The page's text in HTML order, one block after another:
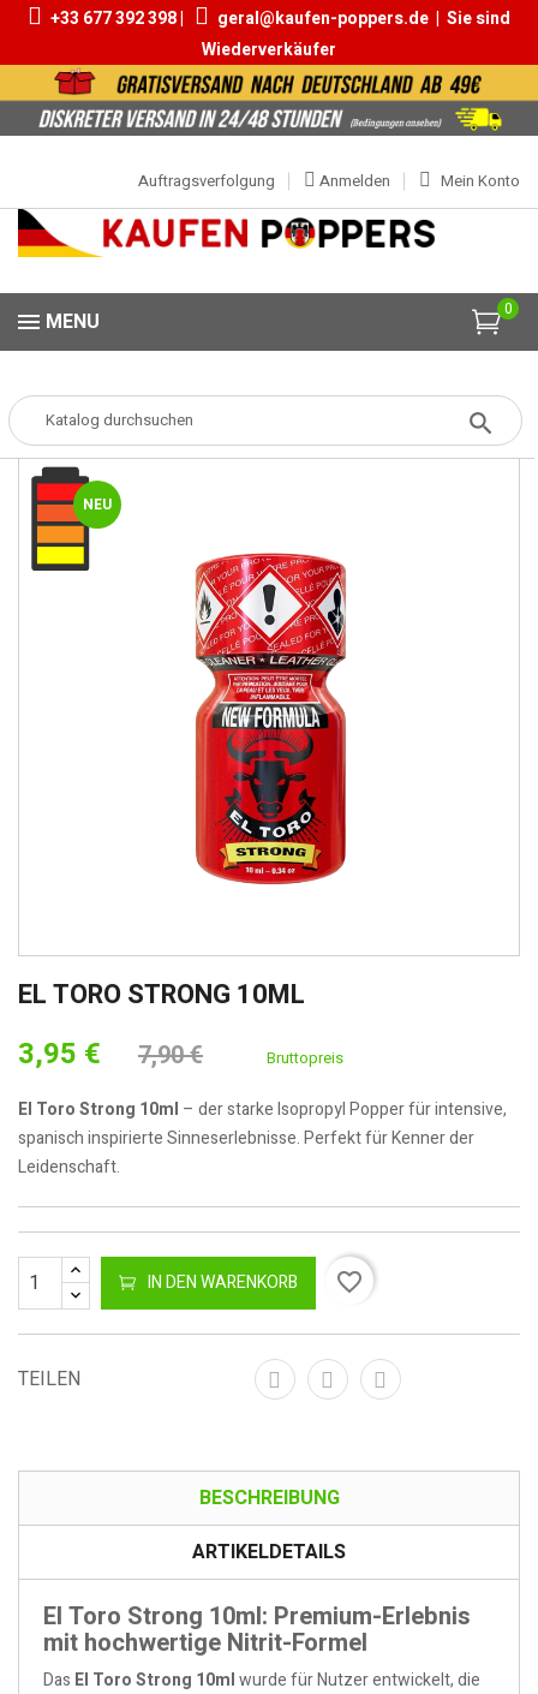
+33 677 392 398 | geral@kaufen-poppers.de | Sie sind
Wiederverkäufer
Mein Konto
Anmelden
Auftragsverfolgung
0
MENU
Popper Popper Klein El Toro Strong 10ml
NEU
EL TORO STRONG 10ML
3,95 € 7,90 € Bruttopreis
El Toro Strong 10ml – der starke Isopropyl Popper für intensive,
spanisch inspirierte Sinneserlebnisse. Perfekt für Kenner der
Leidenschaft.
IN DEN WARENKORB favorite_border
TEILEN
BESCHREIBUNG
ARTIKELDETAILS
El Toro Strong 10ml: Premium-Erlebnis
mit hochwertige Nitrit-Formel
Das El Toro Strong 10mlwurde für Nutzer entwickelt, die